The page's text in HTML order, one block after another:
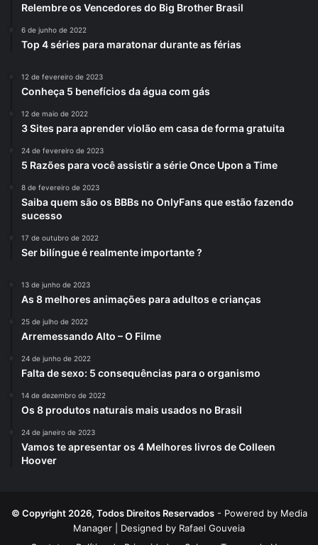
Relembre os Vencedores do Big Brother Brasil
6 de junho de 2022
Top 4 séries para maratonar durante as férias
12 de fevereiro de 2023
Conheça 5 benefícios da água com gás
12 de maio de 2022
3 Sites para aprender violão em casa de forma gratuita
24 de fevereiro de 2023
5 Razões para você assistir a série Once Upon a Time
8 de fevereiro de 2023
Saiba quem são os BBBs no OnlyFans que estão fazendo
sucesso
17 de outubro de 2022
Ser bilíngue é realmente importante ?
13 de junho de 2023
As 8 melhores animações para adultos e crianças
25 de julho de 2022
Arremessando Alto – O Filme
24 de junho de 2022
Falta de sexo: 5 consequências para o organismo
14 de dezembro de 2022
Os 8 produtos naturais mais usados no Brasil
24 de janeiro de 2023
Vamos te apresentar os 4 Melhores livros de Colleen
Hoover
© Copyright 2026, Todos Direitos Reservados- Powered by Media
Manager | Designed by Rafael Gouveia